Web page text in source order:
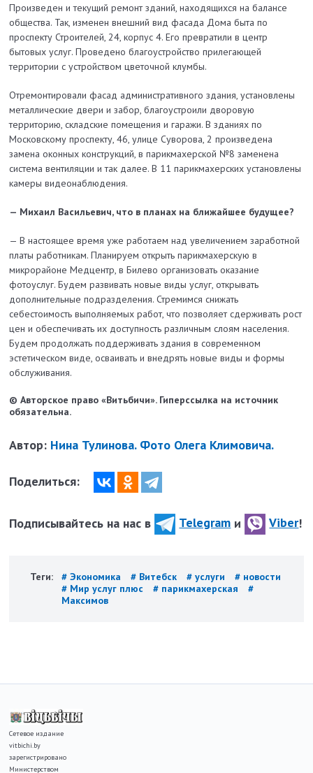
Произведен и текущий ремонт зданий, находящихся на балансе
общества. Так, изменен внешний вид фасада Дома быта по
проспекту Строителей, 24, корпус 4. Его превратили в центр
бытовых услуг. Проведено благоустройство прилегающей
территории с устройством цветочной клумбы.
Отремонтировали фасад административного здания, установлены
металлические двери и забор, благоустроили дворовую
территорию, складские помещения и гаражи. В зданиях по
Московскому проспекту, 46, улице Суворова, 2 произведена
замена оконных конструкций, в парикмахерской №8 заменена
система вентиляции и так далее. В 11 парикмахерских установлены
камеры видеонаблюдения.
— Михаил Васильевич, что в планах на ближайшее будущее?
— В настоящее время уже работаем над увеличением заработной
платы работникам. Планируем открыть парикмахерскую в
микрорайоне Медцентр, в Билево организовать оказание
фотоуслуг. Будем развивать новые виды услуг, открывать
дополнительные подразделения. Стремимся снижать
себестоимость выполняемых работ, что позволяет сдерживать рост
цен и обеспечивать их доступность различным слоям населения.
Будем продолжать поддерживать здания в современном
эстетическом виде, осваивать и внедрять новые виды и формы
обслуживания.
© Авторское право «Витьбичи». Гиперссылка на источник
обязательна.
Автор: Нина Тулинова. Фото Олега Климовича.
Поделиться:
Подписывайтесь на нас в Telegram и Viber!
Теги: # Экономика # Витебск # услуги
# новости
# Мир услуг плюс
# парикмахерская
#
Максимов
Сетевое издание
vitbichi.by
зарегистрировано
Министерством